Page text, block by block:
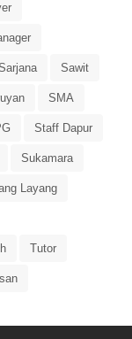
Sawit
SMA
Staff Dapur
Sukamara
Layang
Tutor